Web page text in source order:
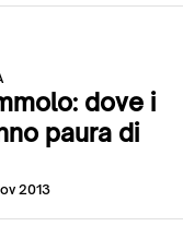
dove i
paura di
2013